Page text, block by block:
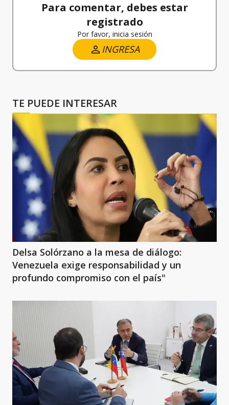
Para comentar, debes estar
registrado
Por favor, inicia sesión
INGRESA
TE PUEDE INTERESAR
Delsa Solórzano a la mesa de diálogo:
Venezuela exige responsabilidad y un
profundo compromiso con el país"